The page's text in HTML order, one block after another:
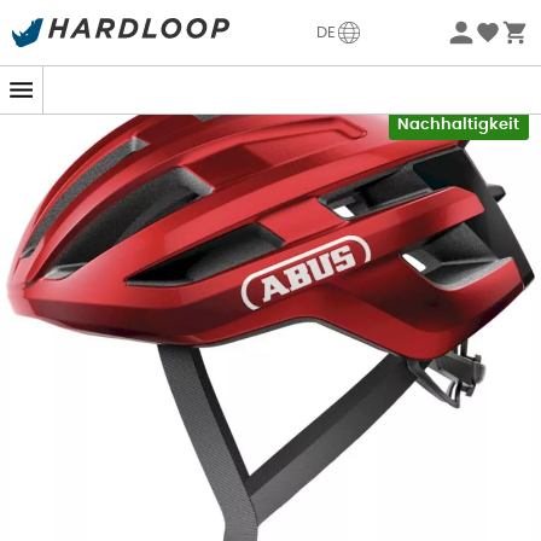
DE
Sommerangebote🔥 -5% EXTRA ab 2 Produkten* Code
Nachhaltigkeit
Egal, welches Abenteuer auf zwei Rädern als nächstes
PowerDome